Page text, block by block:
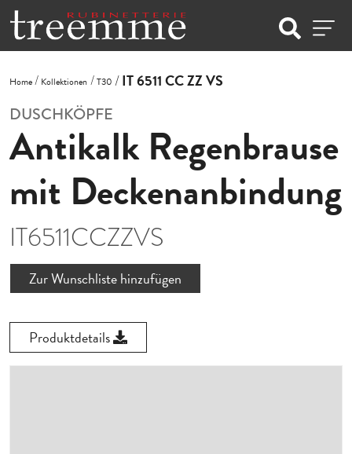
Home Kollektionen T30 IT 6511 CC ZZ VS
DUSCHKÖPFE
Antikalk Regenbrause
mit Deckenanbindung
IT6511CCZZVS
Zur Wunschliste hinzufügen
Produktdetails